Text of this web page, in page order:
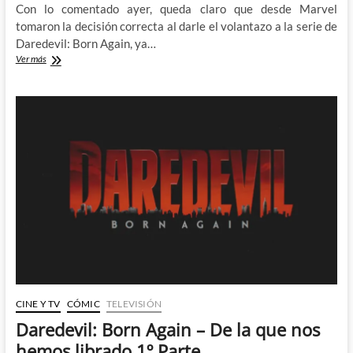
Con lo comentado ayer, queda claro que desde Marvel
tomaron la decisión correcta al darle el volantazo a la serie de
Daredevil: Born Again, ya…
Ver másDaredevil:
hemos
librado
CINE Y TV CÓMIC TELEVISIÓN
Daredevil: Born Again – De la que nos